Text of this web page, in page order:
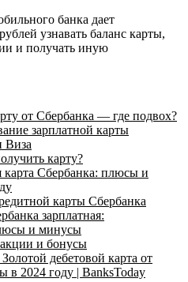
банка дает
узнавать баланс карты,
и получать иную
от Сбербанка — где подвох?
зарплатной карты
Виза
карту?
карта Сбербанка: плюсы и
карты Сбербанка
зарплатная:
и минусы
и бонусы
дебетовой карта от
в 2024 году | BanksToday